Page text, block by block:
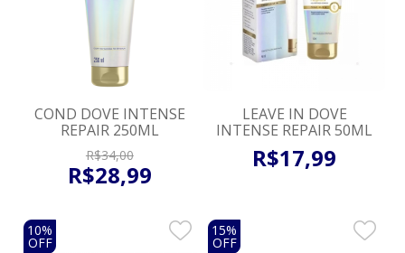
COND DOVE INTENSE
REPAIR 250ML
R$34,00
R$28,99
LEAVE IN DOVE
INTENSE REPAIR 50ML
R$17,99
10%
OFF
15%
OFF